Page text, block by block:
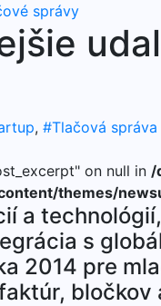
správy
, #Tlačová správa
on null in /
themes/
a
s
2014 pre